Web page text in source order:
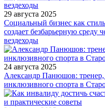
29 августа 2025
Социальный бизнес как
создает безбарьерную среду
вездеходы
24 августа 2025
Александр Панюшов:
инклюзивного спорта в